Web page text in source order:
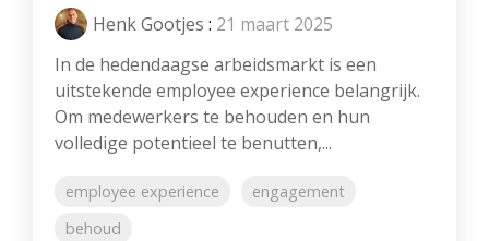
Henk Gootjes : 21 maart 2025
In de hedendaagse arbeidsmarkt is een
uitstekende employee experience belangrijk.
Om medewerkers te behouden en hun
volledige potentieel te benutten,...
employee experience
engagement
behoud